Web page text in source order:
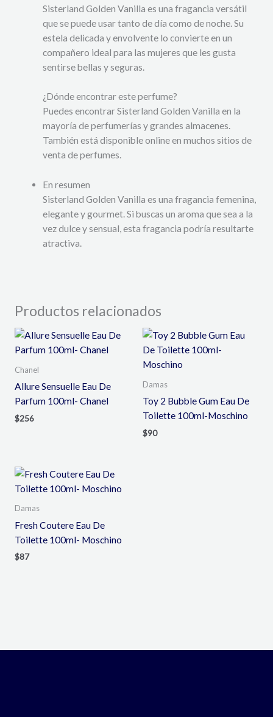
Sisterland Golden Vanilla es una fragancia versátil
que se puede usar tanto de día como de noche. Su
estela delicada y envolvente lo convierte en un
compañero ideal para las mujeres que les gusta
sentirse bellas y seguras.
¿Dónde encontrar este perfume?
Puedes encontrar Sisterland Golden Vanilla en la
mayoría de perfumerías y grandes almacenes.
También está disponible online en muchos sitios de
venta de perfumes.
En resumen
Sisterland Golden Vanilla es una fragancia femenina,
elegante y gourmet. Si buscas un aroma que sea a la
vez dulce y sensual, esta fragancia podría resultarte
atractiva.
Productos relacionados
Chanel
Allure Sensuelle Eau De
Parfum 100ml- Chanel
$256
Damas
Toy 2 Bubble Gum Eau De
Toilette 100ml-Moschino
$90
Damas
Fresh Coutere Eau De
Toilette 100ml- Moschino
$87